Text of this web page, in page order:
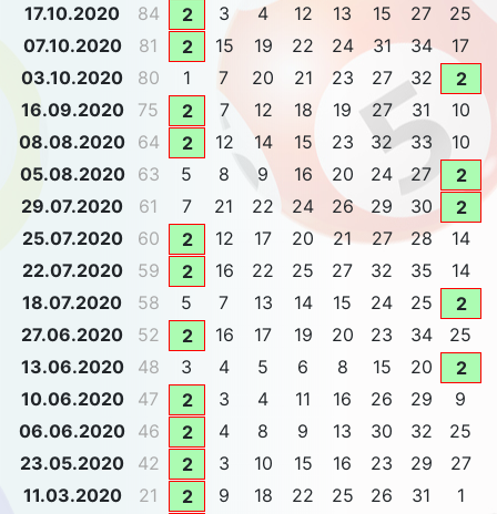
17.10.2020
84 2 3 4 12 13 15 27
25
07.10.2020
81 2 15 19 22 24 31 34
17
03.10.2020
80 1 7 20 21 23 27 32
2
16.09.2020
75 2 7 12 18 19 27 31
10
08.08.2020 64 2 12 14 15 23 32 33
10
05.08.2020
63 5 8 9 16 20 24 27
2
29.07.2020
61 7 21 22 24 26 29 30
2
25.07.2020
60 2 12 17 20 21 27 28
14
22.07.2020
59 2 16 22 25 27 32 35
14
18.07.2020
58 5 7 13 14 15 24 25
2
27.06.2020
52 2 16 17 19 20 23 34
25
13.06.2020
48 3 4 5 6 8 15 20
2
10.06.2020
47 2 3 4 11 16 26 29
9
06.06.2020 46 2 4 8 9 13 30 32
25
23.05.2020
42 2 3 10 15 16 23 29
27
11.03.2020
21 2 9 18 22 25 26 31
1